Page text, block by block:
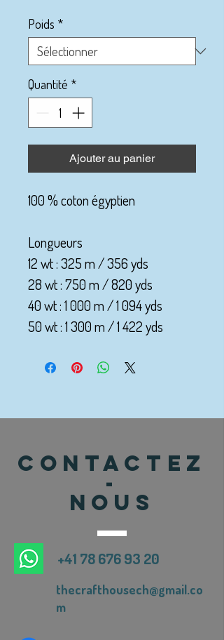
Poids *
Quantité *
Ajouter au panier
100 % coton égyptien
Longueurs
12 wt : 325 m / 356 yds
28 wt : 750 m / 820 yds
40 wt : 1 000 m / 1 094 yds
50 wt : 1 300 m / 1 422 yds
CONTACTEZ
-
NOUS
+41 78 676 93 20
thecrafthousech@gmail.co
m